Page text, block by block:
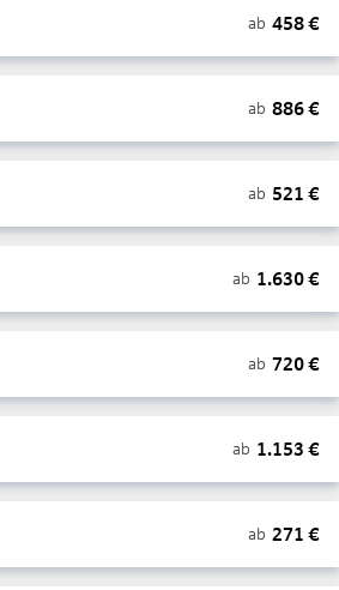
ab 458€
ab 886€
ab 521 €
ab 1.630€
ab 720€
ab 1.153 €
ab 271 €